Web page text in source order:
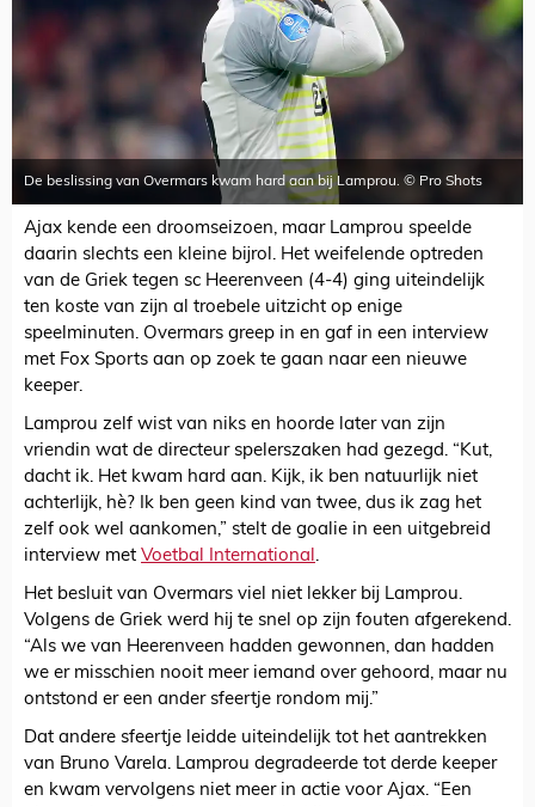
De beslissing van Overmars kwam hard aan bij Lamprou. © Pro Shots
Ajax kende een droomseizoen, maar Lamprou speelde
daarin slechts een kleine bijrol. Het weifelende optreden
van de Griek tegen sc Heerenveen (4-4) ging uiteindelijk
ten koste van zijn al troebele uitzicht op enige
speelminuten. Overmars greep in en gaf in een interview
met Fox Sports aan op zoek te gaan naar een nieuwe
keeper.
Lamprou zelf wist van niks en hoorde later van zijn
vriendin wat de directeur spelerszaken had gezegd. “Kut,
dacht ik. Het kwam hard aan. Kijk, ik ben natuurlijk niet
achterlijk, hè? Ik ben geen kind van twee, dus ik zag het
zelf ook wel aankomen,” stelt de goalie in een uitgebreid
interview met Voetbal International.
Het besluit van Overmars viel niet lekker bij Lamprou.
Volgens de Griek werd hij te snel op zijn fouten afgerekend.
“Als we van Heerenveen hadden gewonnen, dan hadden
we er misschien nooit meer iemand over gehoord, maar nu
ontstond er een ander sfeertje rondom mij.”
Dat andere sfeertje leidde uiteindelijk tot het aantrekken
van Bruno Varela. Lamprou degradeerde tot derde keeper
en kwam vervolgens niet meer in actie voor Ajax. “Een